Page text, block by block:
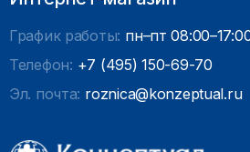
График работы: пн–пт
Телефон: +7 (495) 150-69-70
Эл. почта: roznica@konzeptual.ru